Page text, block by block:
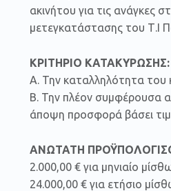
ακινήτου για τις ανάγκες
μετεγκατάστασης του Τ.Ι
ΚΡΙΤΗΡΙΟ ΚΑΤΑΚΥΡΩΣΗΣ:
Α. Την καταλληλότητα του
Β. Την πλέον συμφέρουσα
άποψη προσφορά βάσει
ΑΝΩΤΑΤΗ
2.000,00 € για μηνιαίο
24.000,00 € για ετήσιο